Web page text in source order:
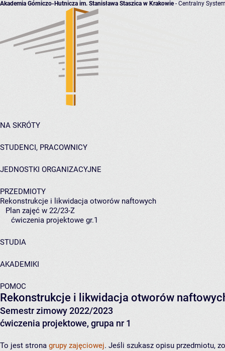
Akademia Górniczo-Hutnicza im. Stanisława Staszica w Krakowie- Centralny
NA SKRÓTY
STUDENCI, PRACOWNICY
JEDNOSTKI ORGANIZACYJNE
PRZEDMIOTY
Rekonstrukcje i likwidacja otworów naftowych
Plan zajęć w 22/23-Z
ćwiczenia projektowe gr.1
STUDIA
AKADEMIKI
POMOC
Rekonstrukcje i likwidacja otworów
Semestr zimowy 2022/2023
ćwiczenia projektowe, grupa nr 1
To jest strona grupy zajęciowej. Jeśli szukasz opisu przedmiotu,